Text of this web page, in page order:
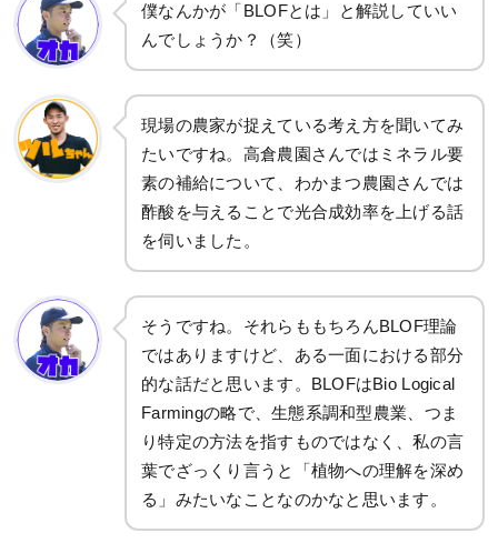
僕なんかが「BLOFとは」と解説していい
んでしょうか？（笑）
現場の農家が捉えている考え方を聞いてみ
たいですね。高倉農園さんではミネラル要
素の補給について、わかまつ農園さんでは
酢酸を与えることで光合成効率を上げる話
を伺いました。
そうですね。それらももちろんBLOF理論
ではありますけど、ある一面における部分
的な話だと思います。BLOFはBio Logical
Farmingの略で、生態系調和型農業、つま
り特定の方法を指すものではなく、私の言
葉でざっくり言うと「植物への理解を深め
る」みたいなことなのかなと思います。